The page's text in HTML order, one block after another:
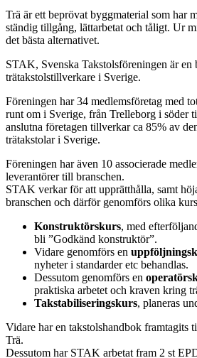
Trä är ett beprövat byggmaterial som har
ständig tillgång, lättarbetat och tåligt. Ur
det bästa alternativet.
STAK, Svenska Takstolsföreningen är en
trätakstolstillverkare i Sverige.
Föreningen har 34 medlemsföretag med
runt om i Sverige, från Trelleborg i söder
anslutna företagen tillverkar ca 85% av
trätakstolar i Sverige.
Föreningen har även 10 associerade
leverantörer till branschen.
STAK verkar för att upprätthålla, samt
branschen och därför genomförs olika
Konstruktörskurs, med
bli ”Godkänd konstruktör”.
Vidare genomförs en
nyheter i standarder etc behandlas.
Dessutom genomförs en
praktiska arbetet och kraven kring
Takstabiliseringskurs, planeras
Vidare har en takstolshandbok framtagits
Trä.
Dessutom har STAK arbetat fram 2 st